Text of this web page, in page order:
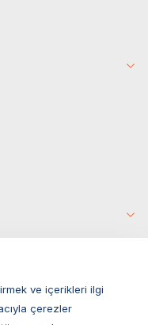
ve içerikleri ilgi
çerezler